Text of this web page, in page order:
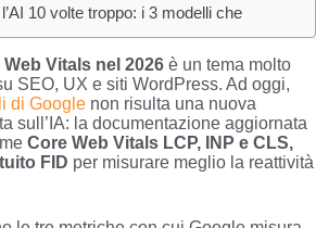
10 volte troppo: i 3 modelli che
Web Vitals nel 2026 è un tema molto
SEO, UX e siti WordPress. Ad oggi,
di Google non risulta una nuova
sull’IA: la documentazione aggiornata
Core Web Vitals LCP, INP e CLS,
FID per misurare meglio la reattività